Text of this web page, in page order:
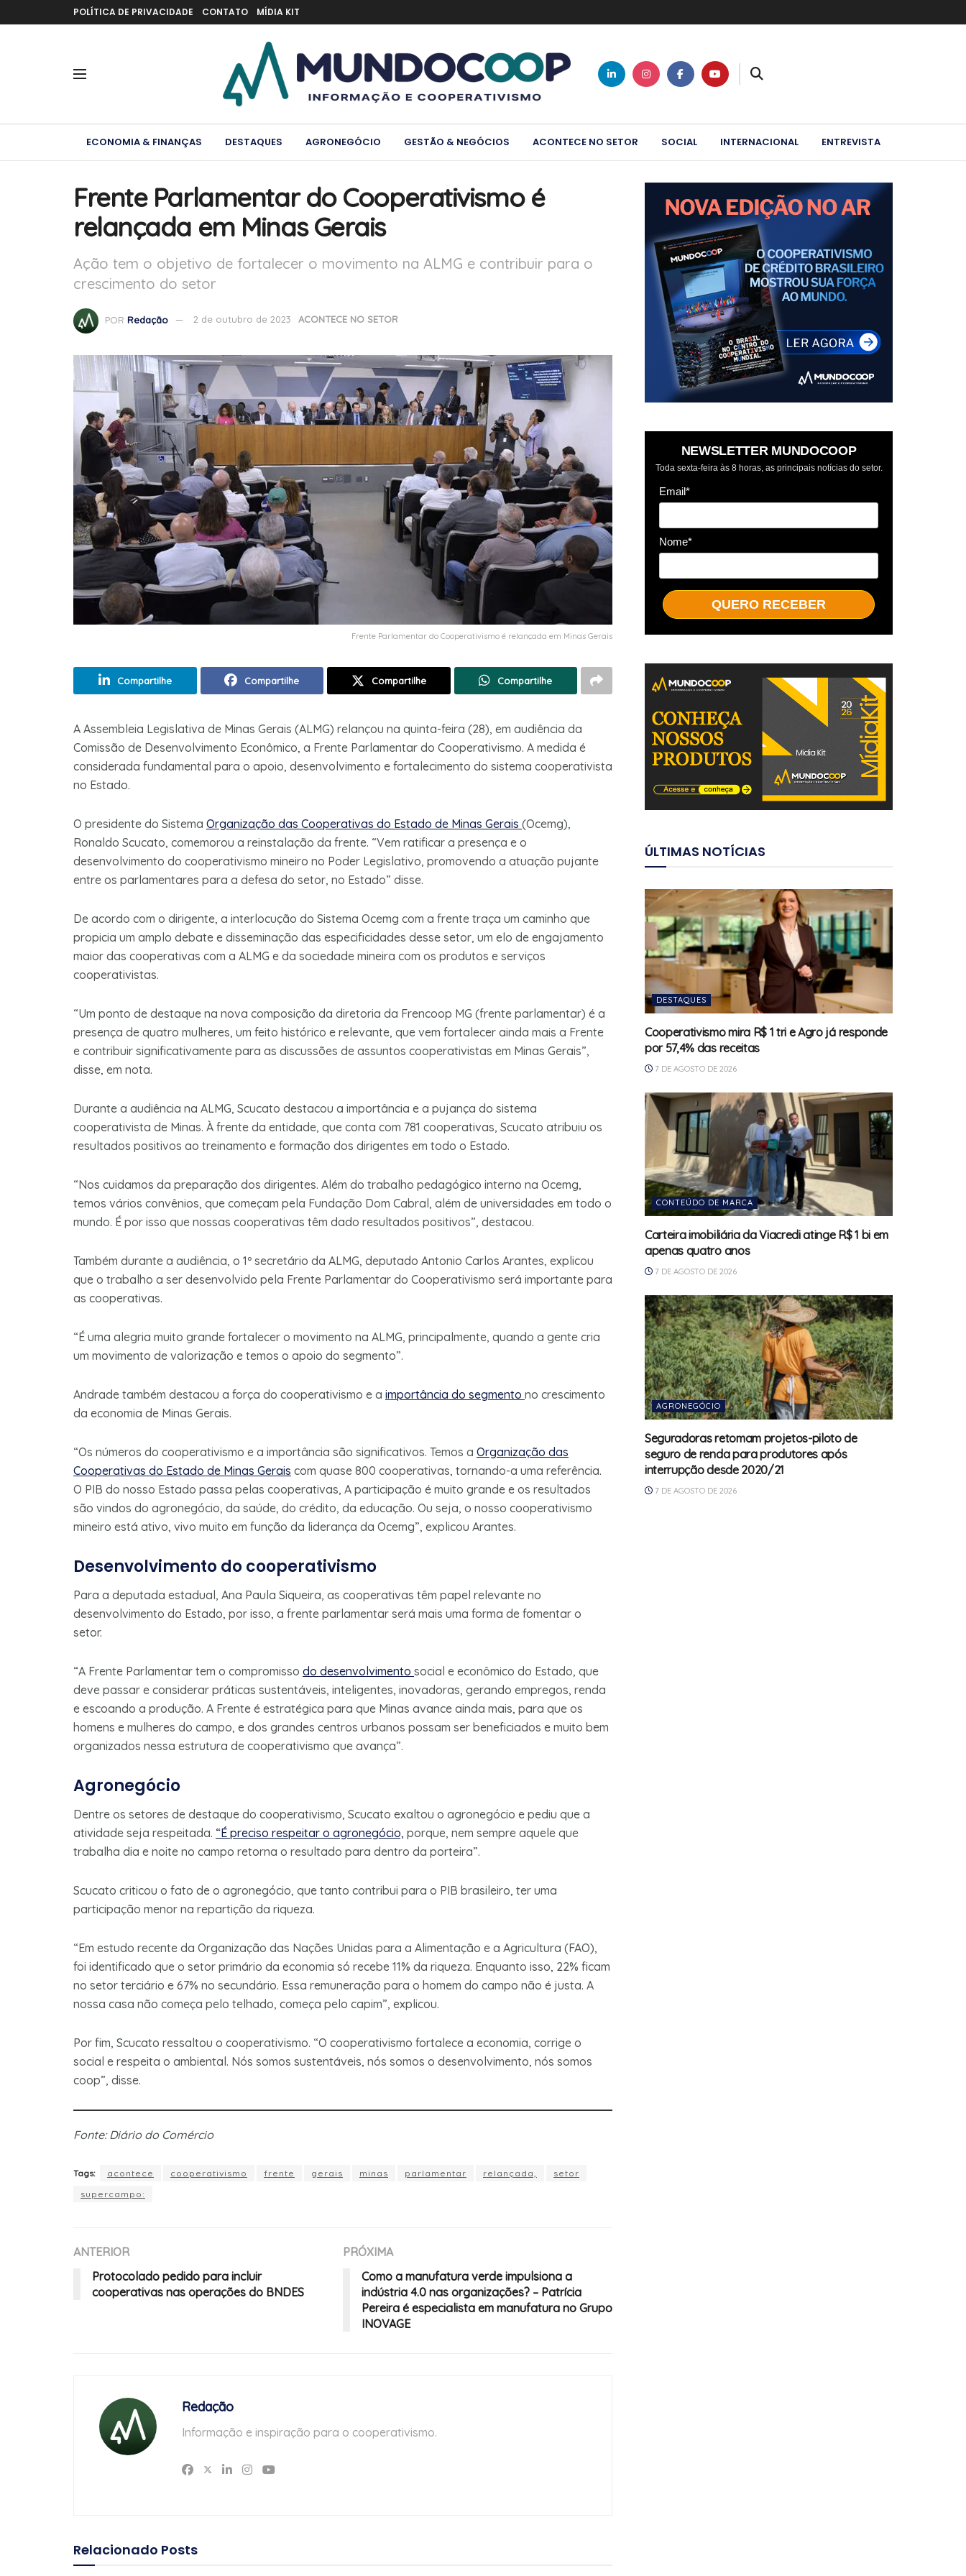
POLÍTICA DE PRIVACIDADE CONTATO MÍDIA KIT
ECONOMIA & FINANÇAS DESTAQUES AGRONEGÓCIO GESTÃO & NEGÓCIOS ACONTECE NO SETOR SOCIAL INTERNACIONAL ENTREVISTA
Frente Parlamentar do Cooperativismo é
relançada em Minas Gerais
Ação tem o objetivo de fortalecer o movimento na ALMG e contribuir para o
crescimento do setor
POR Redação 2 de outubro de 2023 ACONTECE NO SETOR
Frente Parlamentar do Cooperativismo é relançada em Minas Gerais
Compartilhe Compartilhe Compartilhe Compartilhe
A Assembleia Legislativa de Minas Gerais (ALMG) relançou na quinta-feira (28), em audiência da
Comissão de Desenvolvimento Econômico, a Frente Parlamentar do Cooperativismo. A medida é
considerada fundamental para o apoio, desenvolvimento e fortalecimento do sistema cooperativista
no Estado.
O presidente do Sistema Organização das Cooperativas do Estado de Minas Gerais (Ocemg),
Ronaldo Scucato, comemorou a reinstalação da frente. “Vem ratificar a presença e o
desenvolvimento do cooperativismo mineiro no Poder Legislativo, promovendo a atuação pujante
entre os parlamentares para a defesa do setor, no Estado” disse.
De acordo com o dirigente, a interlocução do Sistema Ocemg com a frente traça um caminho que
propicia um amplo debate e disseminação das especificidades desse setor, um elo de engajamento
maior das cooperativas com a ALMG e da sociedade mineira com os produtos e serviços
cooperativistas.
“Um ponto de destaque na nova composição da diretoria da Frencoop MG (frente parlamentar) é a
presença de quatro mulheres, um feito histórico e relevante, que vem fortalecer ainda mais a Frente
e contribuir significativamente para as discussões de assuntos cooperativistas em Minas Gerais”,
disse, em nota.
Durante a audiência na ALMG, Scucato destacou a importância e a pujança do sistema
cooperativista de Minas. À frente da entidade, que conta com 781 cooperativas, Scucato atribuiu os
resultados positivos ao treinamento e formação dos dirigentes em todo o Estado.
“Nos cuidamos da preparação dos dirigentes. Além do trabalho pedagógico interno na Ocemg,
temos vários convênios, que começam pela Fundação Dom Cabral, além de universidades em todo o
mundo. É por isso que nossas cooperativas têm dado resultados positivos”, destacou.
Também durante a audiência, o 1º secretário da ALMG, deputado Antonio Carlos Arantes, explicou
que o trabalho a ser desenvolvido pela Frente Parlamentar do Cooperativismo será importante para
as cooperativas.
“É uma alegria muito grande fortalecer o movimento na ALMG, principalmente, quando a gente cria
um movimento de valorização e temos o apoio do segmento”.
Andrade também destacou a força do cooperativismo e a importância do segmento no crescimento
da economia de Minas Gerais.
“Os números do cooperativismo e a importância são significativos. Temos a Organização das
Cooperativas do Estado de Minas Gerais com quase 800 cooperativas, tornando-a uma referência.
O PIB do nosso Estado passa pelas cooperativas, A participação é muito grande e os resultados
são vindos do agronegócio, da saúde, do crédito, da educação. Ou seja, o nosso cooperativismo
mineiro está ativo, vivo muito em função da liderança da Ocemg”, explicou Arantes.
Desenvolvimento do cooperativismo
Para a deputada estadual, Ana Paula Siqueira, as cooperativas têm papel relevante no
desenvolvimento do Estado, por isso, a frente parlamentar será mais uma forma de fomentar o
setor.
“A Frente Parlamentar tem o compromisso do desenvolvimento social e econômico do Estado, que
deve passar e considerar práticas sustentáveis, inteligentes, inovadoras, gerando empregos, renda
e escoando a produção. A Frente é estratégica para que Minas avance ainda mais, para que os
homens e mulheres do campo, e dos grandes centros urbanos possam ser beneficiados e muito bem
organizados nessa estrutura de cooperativismo que avança”.
Agronegócio
Dentre os setores de destaque do cooperativismo, Scucato exaltou o agronegócio e pediu que a
atividade seja respeitada. “É preciso respeitar o agronegócio, porque, nem sempre aquele que
trabalha dia e noite no campo retorna o resultado para dentro da porteira”.
Scucato criticou o fato de o agronegócio, que tanto contribui para o PIB brasileiro, ter uma
participação menor na repartição da riqueza.
“Em estudo recente da Organização das Nações Unidas para a Alimentação e a Agricultura (FAO),
foi identificado que o setor primário da economia só recebe 11% da riqueza. Enquanto isso, 22% ficam
no setor terciário e 67% no secundário. Essa remuneração para o homem do campo não é justa. A
nossa casa não começa pelo telhado, começa pelo capim”, explicou.
Por fim, Scucato ressaltou o cooperativismo. “O cooperativismo fortalece a economia, corrige o
social e respeita o ambiental. Nós somos sustentáveis, nós somos o desenvolvimento, nós somos
coop”, disse.
Fonte: Diário do Comércio
Tags: acontece cooperativismo frente gerais minas parlamentar relançada,
setor
supercampo:
ANTERIOR
Protocolado pedido para incluir
cooperativas nas operações do BNDES
PRÓXIMA
Como a manufatura verde impulsiona a
indústria 4.0 nas organizações? – Patrícia
Pereira é especialista em manufatura no Grupo
INOVAGE
Redação
Informação e inspiração para o cooperativismo.
Relacionado Posts
NEWSLETTER MUNDOCOOP
Toda sexta-feira às 8 horas, as principais notícias do setor.
Email*
Nome*
QUERO RECEBER
ÚLTIMAS NOTÍCIAS
DESTAQUES
Cooperativismo mira R$ 1 tri e Agro já responde
por 57,4% das receitas
7 DE AGOSTO DE 2026
CONTEÚDO DE MARCA
Carteira imobiliária da Viacredi atinge R$ 1 bi em
apenas quatro anos
7 DE AGOSTO DE 2026
AGRONEGÓCIO
Seguradoras retomam projetos-piloto de
seguro de renda para produtores após
interrupção desde 2020/21
7 DE AGOSTO DE 2026